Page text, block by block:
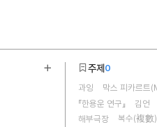
주제0
과잉
막스 피카르트
『한용운 연구』
김언
해부극장
복수(複數